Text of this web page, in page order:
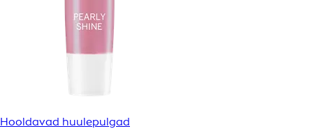
Hooldavad huulepulgad